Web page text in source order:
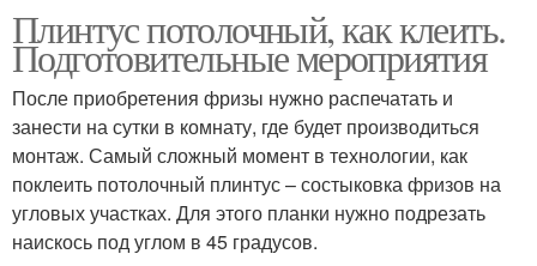
Плинтус потолочный, как клеить.
Подготовительные мероприятия
После приобретения фризы нужно распечатать и
занести на сутки в комнату, где будет производиться
монтаж. Самый сложный момент в технологии, как
поклеить потолочный плинтус – состыковка фризов на
угловых участках. Для этого планки нужно подрезать
наискось под углом в 45 градусов.